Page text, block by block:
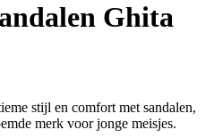
Ghita
stijl en comfort met sandalen,
merk voor jonge meisjes.